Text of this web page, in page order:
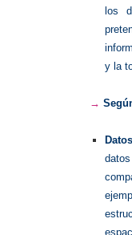
los
y la
→